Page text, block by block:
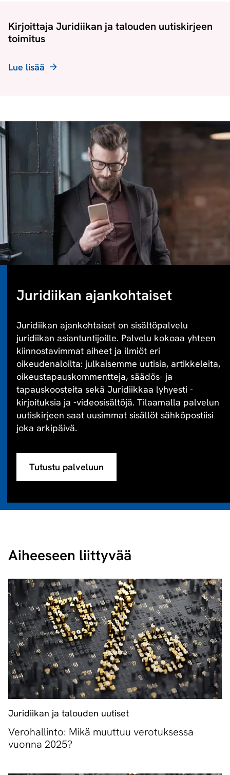
Kirjoittaja Juridiikan ja talouden uutiskirjeen
toimitus
Lue lisää
Juridiikan ajankohtaiset
Juridiikan ajankohtaiset on sisältöpalvelu
juridiikan asiantuntijoille. Palvelu kokoaa yhteen
kiinnostavimmat aiheet ja ilmiöt eri
oikeudenaloilta: julkaisemme uutisia, artikkeleita,
oikeustapauskommentteja, säädös- ja
tapauskoosteita sekä Juridiikkaa lyhyesti -
kirjoituksia ja -videosisältöjä. Tilaamalla palvelun
uutiskirjeen saat uusimmat sisällöt sähköpostiisi
joka arkipäivä.
Tutustu palveluun
Aiheeseen liittyvää
Juridiikan ja talouden uutiset
Verohallinto: Mikä muuttuu verotuksessa
vuonna 2025?